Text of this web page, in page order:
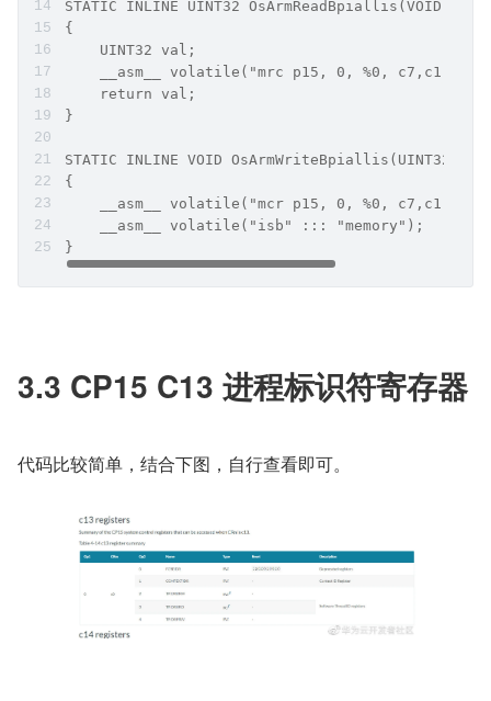
STATIC INLINE UINT32 OsArmReadBpiallis(VOID)
{
    UINT32 val;
__asm__ volatile("mrc p15, 0, %0, c7,c1,6" :
    return val;
}
STATIC INLINE VOID OsArmWriteBpiallis(UINT32
{
__asm__ volatile("mcr p15, 0, %0, c7,c1,6"
    __asm__ volatile("isb" ::: "memory");
}
3.3 CP15 C13 进程标识符寄存器
代码比较简单，结合下图，自行查看即可。